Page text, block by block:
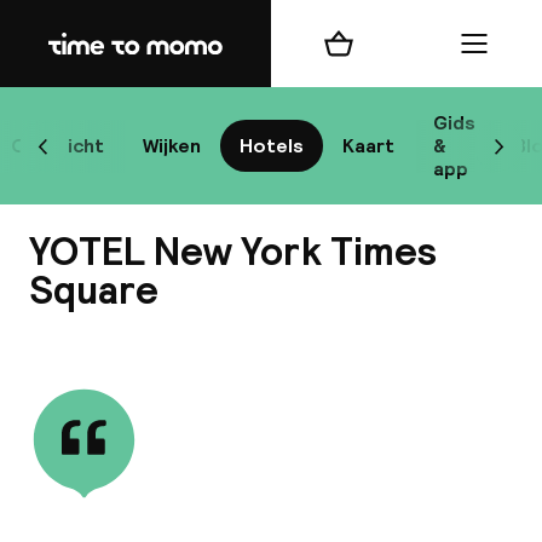
Home
Overzicht Wijken Hotels Kaart
Gids
&
app
Scroll naar links
Winkelmand Menu
YOTEL New York Times
Square